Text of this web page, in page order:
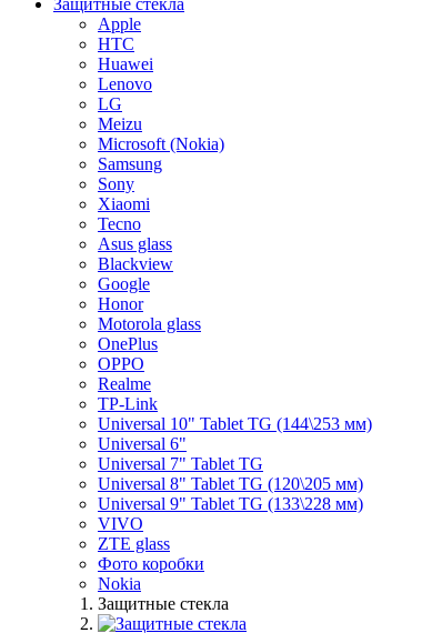
Защитные стекла
Apple
HTC
Huawei
Lenovo
LG
Meizu
Microsoft (Nokia)
Samsung
Sony
Xiaomi
Tecno
Asus glass
Blackview
Google
Honor
Motorola glass
OnePlus
OPPO
Realme
TP-Link
Universal 10" Tablet TG (144\253 мм)
Universal 6"
Universal 7" Tablet TG
Universal 8" Tablet TG (120\205 мм)
Universal 9" Tablet TG (133\228 мм)
VIVO
ZTE glass
Фото коробки
Nokia
Защитные стекла